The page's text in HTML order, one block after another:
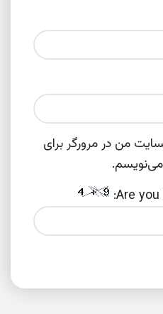
من در مرورگر برای
می‌نویسم.
Are